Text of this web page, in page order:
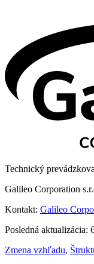
Technický
Galileo Corporation
Kontakt: Galileo
Posledná aktualizácia:
Zmena vzhľadu,